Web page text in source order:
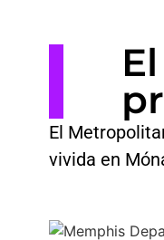
El
vivida en